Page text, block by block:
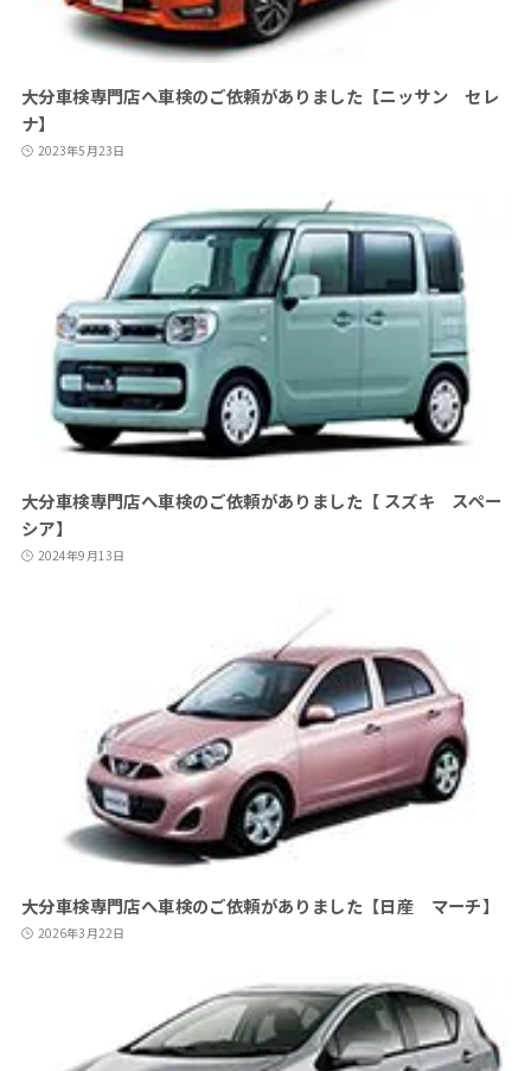
大分車検専門店へ車検のご依頼がありました【ニッサン セレ
ナ】
2023年5月23日
大分車検専門店へ車検のご依頼がありました【 スズキ スペー
シア】
2024年9月13日
大分車検専門店へ車検のご依頼がありました【日産 マーチ】
2026年3月22日